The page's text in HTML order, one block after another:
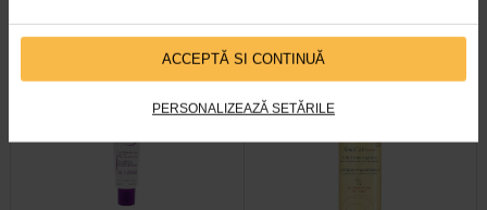
ACCEPTĂ SI CONTINUĂ
PERSONALIZEAZĂ SETĂRILE
-35% Preț întreg: 63.60 Lei
-14% Preț întreg: 136,60 Lei